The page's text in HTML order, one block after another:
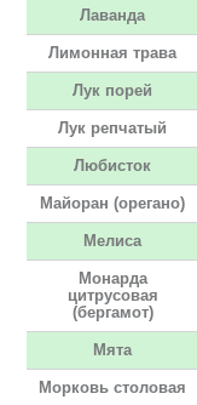
Лаванда
Лимонная трава
Лук порей
Лук репчатый
Любисток
Майоран (орегано)
Мелиса
Монарда
цитрусовая
(бергамот)
Мята
Морковь столовая